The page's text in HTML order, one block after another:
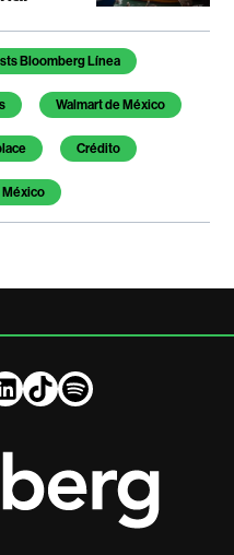
Bloomberg Línea
Walmart de México
Crédito
México